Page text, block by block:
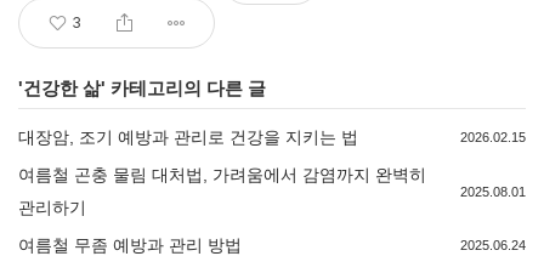
3
'건강한 삶' 카테고리의 다른 글
대장암, 조기 예방과 관리로 건강을 지키는 법 2026.02.15
여름철 곤충 물림 대처법, 가려움에서 감염까지 완벽히
관리하기
2025.08.01
여름철 무좀 예방과 관리 방법 2025.06.24